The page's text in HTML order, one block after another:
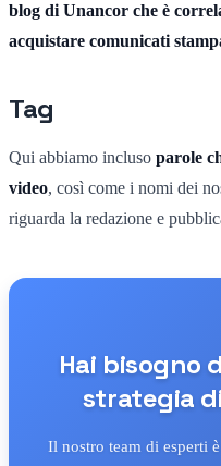
blog di Unancor che è
acquistare comunicati
Tag
Qui abbiamo incluso parole
video, così come i nomi dei
riguarda la redazione e
Hai bisogno
strategia
Il nostro team di esperti